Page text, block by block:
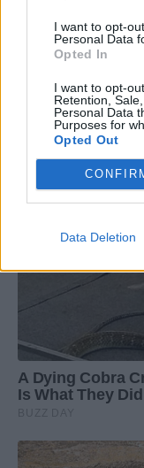
I want to opt-
Personal Data
Opted In
I want to opt-
Retention,
Personal Data
Purposes for
Opted Out
Data Deletion